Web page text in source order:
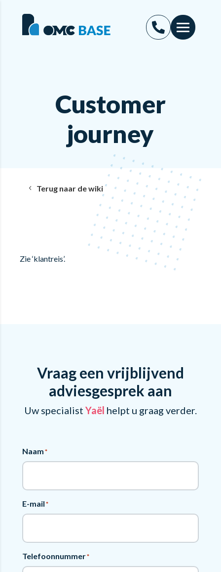
Customer
journey
Terug naar de wiki
Zie ‘klantreis’.
Vraag een vrijblijvend
adviesgesprek aan
Uw specialist Yaël helpt u graag verder.
Naam*
E-mail*
Telefoonnummer*